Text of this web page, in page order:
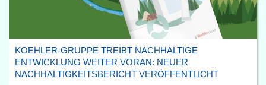
KOEHLER-GRUPPE TREIBT NACHHALTIGE
ENTWICKLUNG WEITER VORAN: NEUER
NACHHALTIGKEITSBERICHT VERÖFFENTLICHT